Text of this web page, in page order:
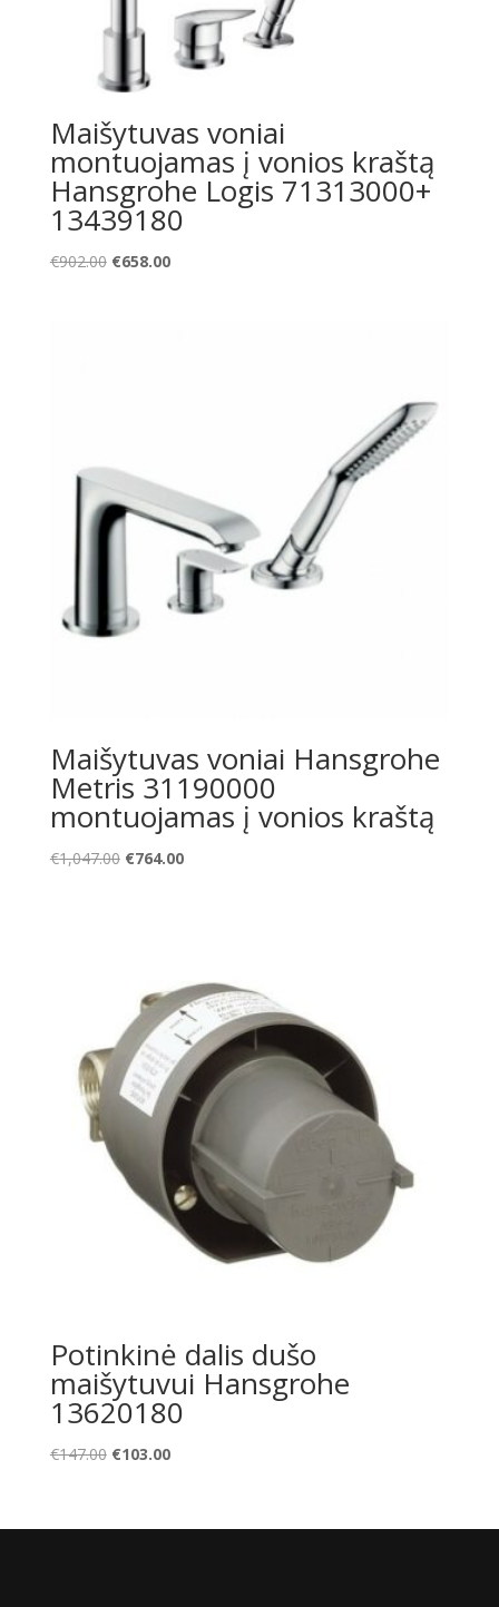
Maišytuvas voniai
montuojamas į vonios kraštą
Hansgrohe Logis 71313000+
13439180
€902.00 Original
€658.00Current
Maišytuvas voniai Hansgrohe
Metris 31190000
montuojamas į vonios kraštą
€1,047.00 Original
€764.00Current
Potinkinė dalis dušo
maišytuvui Hansgrohe
13620180
€147.00 Original
€147.00.
€103.00Current
€103.00.